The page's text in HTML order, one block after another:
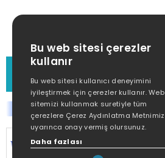
MÜŞTERİ HİZMETLERİ
(0212) 373 77 00
SİTEMİZ
KORUNMAKTADIR.
Bu web sitesi çerezler
kullanır
Bu web sitesi kullanıcı deneyimini
iyileştirmek için çerezler kullanır. Web
sitemizi kullanmak suretiyle tüm
çerezlere Çerez Aydınlatma Metnimiz
uyarınca onay vermiş olursunuz.
Daha fazlası